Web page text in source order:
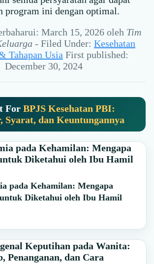
program ini dengan optimal.
March 15, 2026oleh Tim
- Filed Under: Kesehatan
Tahapan Usia First published:
December 30, 2024
For BPJS Kesehatan PBI:
Syarat, dan Keuntungannya
pada Kehamilan: Mengapa
Diketahui oleh Ibu Hamil